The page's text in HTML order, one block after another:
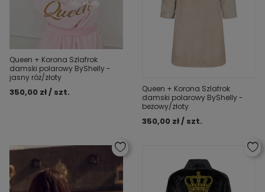
Queen + Korona Szlafrok
damski polarowy ByShelly -
jasny róż/złoty
350,00 zł / szt.
Queen + Korona Szlafrok
damski polarowy ByShelly -
beżowy/złoty
350,00 zł / szt.